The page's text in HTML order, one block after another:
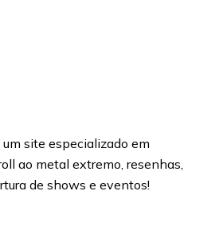
site especializado em
ao metal extremo, resenhas,
de shows e eventos!